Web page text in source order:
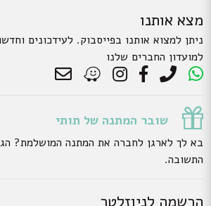
מצא אותנו
ניתן למצוא אותנו בפייסבוק. לעידכונים
למועדון החברים שלנו
שובר המתנה של תותי
בא לך לארגן לחברה את המתנה המושלמת?
התשובה.